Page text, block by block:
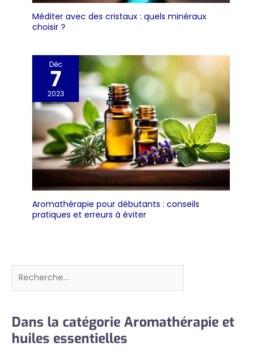
Méditer avec des cristaux : quels minéraux
choisir ?
Déc
7
2023
Aromathérapie pour débutants : conseils
pratiques et erreurs à éviter
Rechercher
Dans la catégorie Aromathérapie et
huiles essentielles